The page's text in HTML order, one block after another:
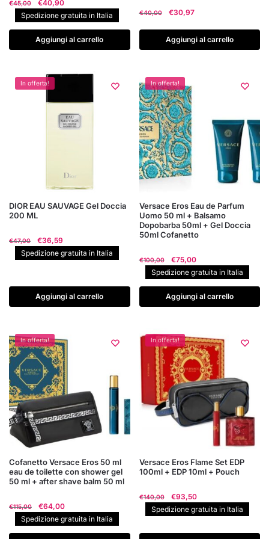
€45,00
Il
prezzo
originale
era:
€45,00.
€40,90
prezzo
attuale
è:
€40,90.
Spedizione gratuita in Italia
Aggiungi al carrello
€40,00
Il
originale
era:
€30,97
attuale
Aggiungi al carrello
In offerta!
DIOR EAU SAUVAGE Gel Doccia
200 ML
€47,00
Il
prezzo
originale
€47,00.
€36,59
prezzo
attuale
€36,59.
Spedizione gratuita in Italia
Aggiungi al carrello
In offerta!
Versace Eros Eau de Parfum
Uomo 50 ml + Balsamo
Dopobarba 50ml + Gel Doccia
50ml Cofanetto
€100,00
Il
prezzo
originale
era:
€75,00
prezzo
attuale
è:
Spedizione gratuita in Italia
Aggiungi al carrello
In offerta!
Cofanetto Versace Eros 50 ml
eau de toilette con shower gel
50 ml + after shave balm 50 ml
€115,00
Il
prezzo
originale
€64,00
prezzo
attuale
Spedizione gratuita in Italia
In offerta!
Versace Eros Flame Set EDP
100ml + EDP 10ml + Pouch
€140,00
Il
prezzo
originale
€93,50
prezzo
attuale
Spedizione gratuita in Italia